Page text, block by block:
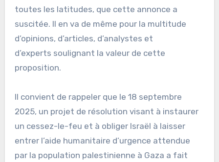
toutes les latitudes, que cette annonce a
suscitée. Il en va de même pour la multitude
d’opinions, d’articles, d’analystes et
d’experts soulignant la valeur de cette
proposition.
Il convient de rappeler que le 18 septembre
2025, un projet de résolution visant à instaurer
un cessez-le-feu et à obliger Israël à laisser
entrer l’aide humanitaire d’urgence attendue
par la population palestinienne à Gaza a fait